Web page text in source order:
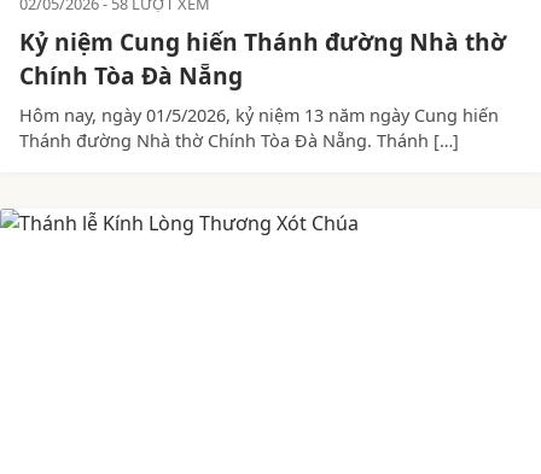
Kỷ niệm Cung hiến Thánh đường Nhà thờ
Chính Tòa Đà Nẵng
Hôm nay, ngày 01/5/2026, kỷ niệm 13 năm ngày Cung hiến
Thánh đường Nhà thờ Chính Tòa Đà Nẵng. Thánh […]